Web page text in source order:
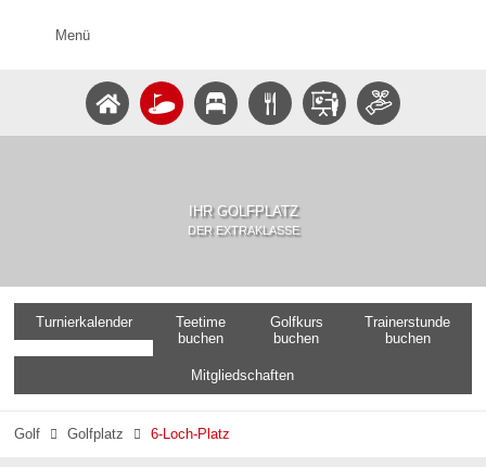
Menü
IHR GOLFPLATZ
DER EXTRAKLASSE
Turnierkalender
Teetime
buchen
Golfkurs
buchen
Trainerstunde
buchen
Mitgliedschaften
Golf  Golfplatz  6-Loch-Platz